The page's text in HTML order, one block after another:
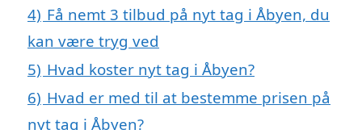
4) Få nemt 3 tilbud på nyt tag i Åbyen, du
kan være tryg ved
5) Hvad koster nyt tag i Åbyen?
6) Hvad er med til at bestemme prisen på
nyt tag i Åbyen?